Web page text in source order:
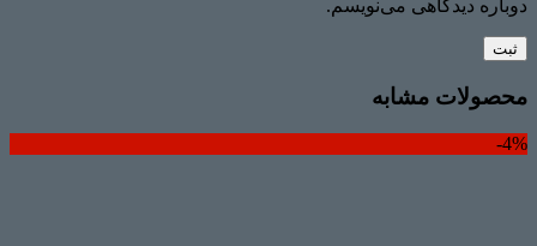
دوباره دیدگاهی می‌نویسم.
محصولات مشابه
4%-